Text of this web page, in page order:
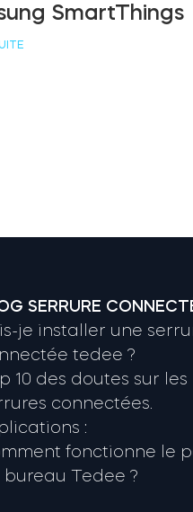
SmartThings
SERRURE
je installer une
tedee ?
10 des doutes sur les
connectées.
:
fonctionne le
bureau Tedee ?